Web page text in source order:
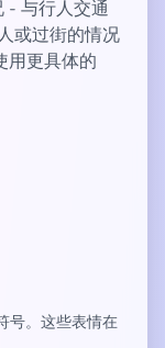
- 与行人交通
或过街的情况
用更具体的
号。这些表情在